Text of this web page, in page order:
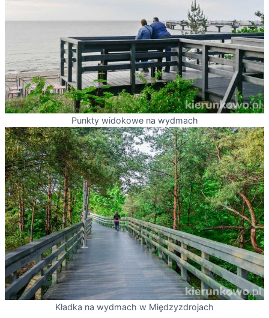
Punkty widokowe na wydmach
Kładka na wydmach w Międzyzdrojach